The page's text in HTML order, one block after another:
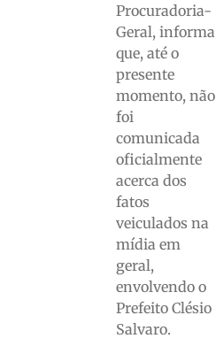
Procuradoria-
Geral, informa
que, até o
presente
momento, não
foi
comunicada
oficialmente
acerca dos
fatos
veiculados na
mídia em
geral,
envolvendo o
Prefeito Clésio
Salvaro.